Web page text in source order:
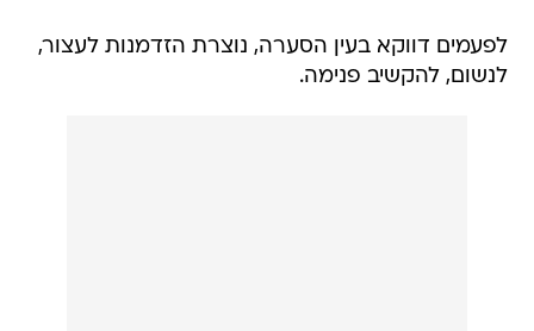
לפעמים דווקא בעין הסערה, נוצרת הזדמנות לעצור,
לנשום, להקשיב פנימה.